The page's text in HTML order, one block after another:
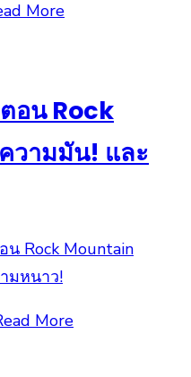
More
ตอน Rock
วามมัน! และ
More